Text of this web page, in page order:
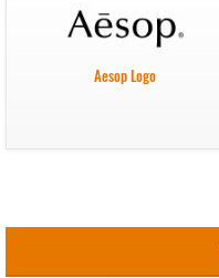
Aesop Logo